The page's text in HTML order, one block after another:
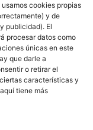
usamos cookies propias
y de
publicidad). El
procesar datos como
únicas en este
que darle a
o retirar el
características y
tiene más